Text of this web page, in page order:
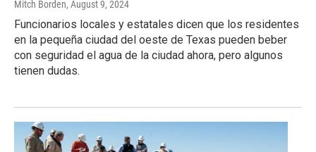
Mitch Borden, August 9, 2024
Funcionarios locales y estatales dicen que los residentes
en la pequeña ciudad del oeste de Texas pueden beber
con seguridad el agua de la ciudad ahora, pero algunos
tienen dudas.